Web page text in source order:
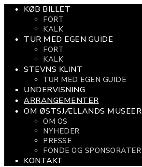
KØB BILLET
FORT
KALK
TUR MED EGEN GUIDE
FORT
KALK
STEVNS KLINT
TUR MED EGEN GUIDE
UNDERVISNING
ARRANGEMENTER
OM ØSTSJÆLLANDS MUSEER
OM OS
NYHEDER
PRESSE
FONDE OG SPONSORATER
KONTAKT